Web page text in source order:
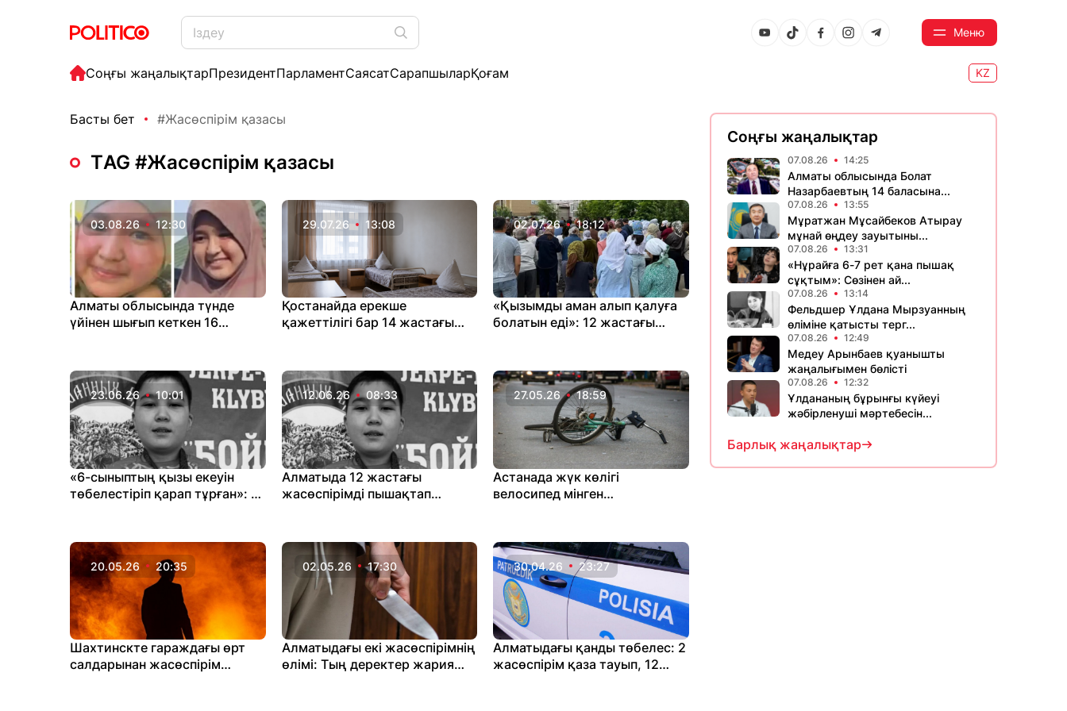
Меню
Соңғы жаңалықтарПрезидентПарламентСаясатСарапшыларҚоғам KZ
Басты бет #Жасөспірім қазасы
ТAG #Жасөспірім қазасы
03.08.26 12:30
Алматы облысында түнде
үйінен шығып кеткен 16
29.07.26 13:08
Қостанайда ерекше
қажеттілігі бар 14 жастағы
қатысты дау шықты
02.07.26 18:12
«Қызымды аман алып қалуға
болатын еді»: 12 жастағы
айыптады
23.06.26 10:01
«6-сыныптың қызы екеуін
төбелестіріп қарап тұрған»: 12
12.06.26 08:33
Алматыда 12 жастағы
жасөспірімді пышақтап
27.05.26 18:59
Астанада жүк көлігі
велосипед мінген
20.05.26 20:35
Шахтинскте гараждағы өрт
салдарынан жасөспірім
02.05.26 17:30
Алматыдағы екі жасөспірімнің
өлімі: Тың деректер жария
30.04.26 23:27
Алматыдағы қанды төбелес: 2
жасөспірім қаза тауып, 12
Соңғы жаңалықтар
07.08.26 14:25
Алматы облысында Болат
Назарбаевтың 14 баласына...
07.08.26 13:55
Мұратжан Мұсайбеков Атырау
мұнай өңдеу зауытыны...
07.08.26 13:31
«Нұрайға 6-7 рет қана пышақ
сұқтым»: Сөзінен ай...
07.08.26 13:14
Фельдшер Ұлдана Мырзуанның
өліміне қатысты терг...
07.08.26 12:49
Медеу Арынбаев қуанышты
жаңалығымен бөлісті
07.08.26 12:32
Ұлдананың бұрынғы күйеуі
жәбірленуші мәртебесін...
Барлық жаңалықтар